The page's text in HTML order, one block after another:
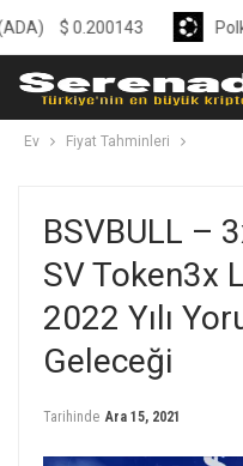
Ev Fiyat Tahminleri
BSVBULL –
SV Token3x
2022 Yılı
Geleceği
Tarihinde Ara 15, 2021
0.200143 Polkadot